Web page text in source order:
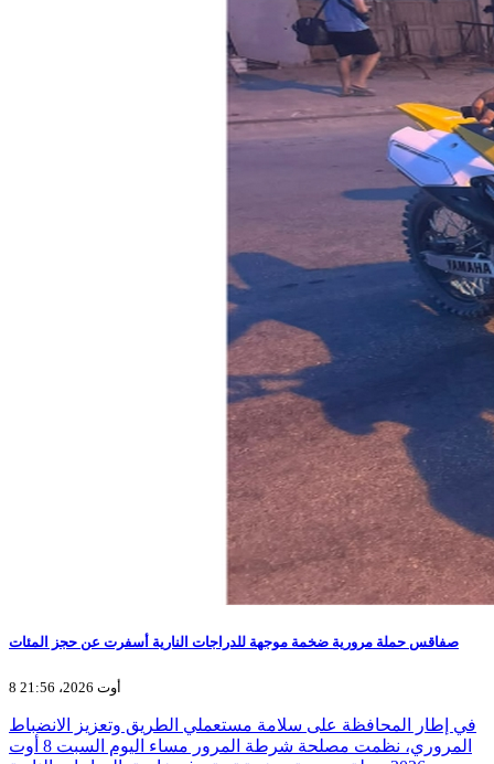
صفاقس حملة مرورية ضخمة موجهة للدراجات النارية أسفرت عن حجز المئات
8 أوت 2026، 21:56
في إطار المحافظة على سلامة مستعملي الطريق وتعزيز الانضباط
المروري، نظمت مصلحة شرطة المرور مساء اليوم السبت 8 أوت